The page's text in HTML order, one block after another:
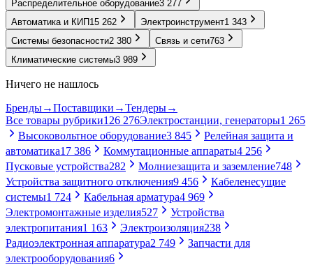
Распределительное оборудование3 277
Автоматика и КИП 15 262 Электроинструмент1 343
Системы безопасности2 380 Связь и сети763
Климатические системы3 989
Ничего не нашлось
Бренды→Поставщики →Тендеры→
Все товары рубрики126 276Электростанции, генераторы1 265
Высоковольтное оборудование3 845
Релейная защита и
автоматика17 386 Коммутационные аппараты4 256
Пусковые устройства282 Молниезащита и заземление748
Устройства защитного отключения9 456
Кабеленесущие
системы1 724 Кабельная арматура4 969
Электромонтажные изделия527
Устройства
электропитания1 163 Электроизоляция238
Радиоэлектронная аппаратура2 749
Запчасти для
электрооборудования6